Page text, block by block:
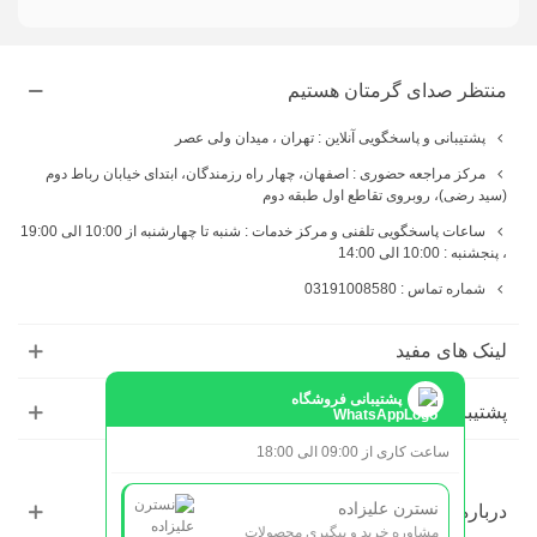
منتظر صدای گرمتان هستیم
پشتیبانی و پاسخگویی آنلاین : تهران ، میدان ولی عصر
مرکز مراجعه حضوری : اصفهان، چهار راه رزمندگان، ابتدای خیابان رباط دوم
(سید رضی)، روبروی تقاطع اول طبقه دوم
ساعات پاسخگویی تلفنی و مرکز خدمات : شنبه تا چهارشنبه از 10:00 الی 19:00
، پنجشنبه : 10:00 الی 14:00
شماره تماس : 03191008580
لینک های مفید
پشتیبانی
درباره ما
پشتیبانی فروشگاه
ساعت کاری از 09:00 الی 18:00
نسترن علیزاده
مشاوره خرید و پیگیری محصولات